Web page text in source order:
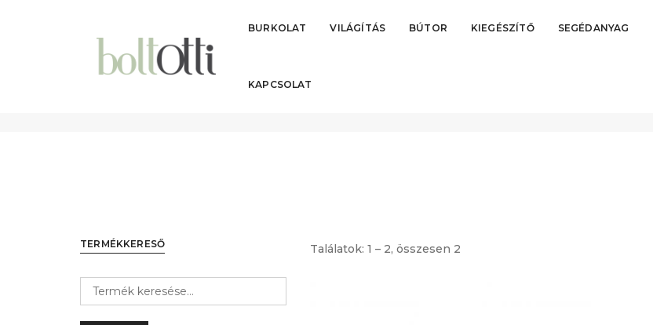
BURKOLAT VILÁGÍTÁS BÚTOR KIEGÉSZÍTŐ SEGÉDANYAG
KAPCSOLAT
Kategória: Képvilágítás
Találatok: 1 – 2, összesen 2
TERMÉKKERESŐ
Keresési
kifejezés: